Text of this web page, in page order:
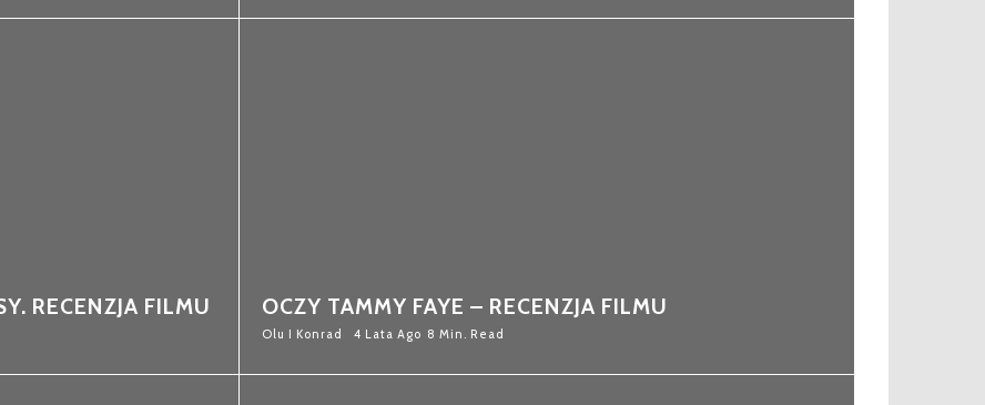
RECENZJA FILMU OCZY TAMMY FAYE – RECENZJA FILMU
Olu I Konrad 4 Lata Ago 8 Min. Read